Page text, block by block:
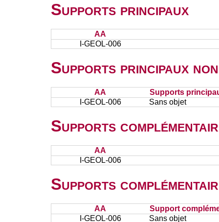
Supports principaux
AA
I-GEOL-006
Supports principaux
AA
Supports
I-GEOL-006
Sans objet
Supports
AA
I-GEOL-006
Supports
AA
Support
I-GEOL-006
Sans objet